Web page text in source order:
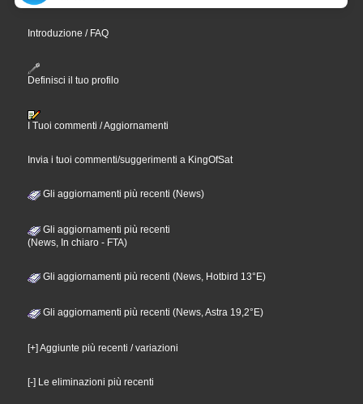
Introduzione / FAQ
Definisci il tuo profilo
I Tuoi commenti / Aggiornamenti
Invia i tuoi commenti/suggerimenti a KingOfSat
Gli aggiornamenti più recenti (News)
Gli aggiornamenti più recenti
(News, In chiaro - FTA)
Gli aggiornamenti più recenti (News, Hotbird 13°E)
Gli aggiornamenti più recenti (News, Astra 19,2°E)
[+] Aggiunte più recenti / variazioni
[-] Le eliminazioni più recenti